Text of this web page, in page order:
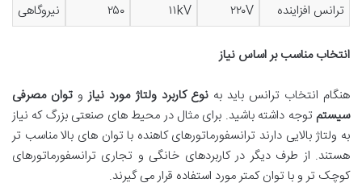
ترانس افزاینده
۲۲۰V ۱۱kV ۲۵۰ نیروگاهی
انتخاب مناسب بر اساس نیاز
هنگام انتخاب ترانس باید به نوع کاربرد ولتاژ مورد نیاز وتوان مصرفی
سیستم توجه داشته باشید. برای مثال در محیط های صنعتی بزرگ که نیاز
به ولتاژ بالایی دارند ترانسفورماتورهای کاهنده با توان های بالا مناسب تر
هستند. از طرف دیگر در کاربردهای خانگی و تجاری ترانسفورماتورهای
کوچک تر و با توان کمتر مورد استفاده قرار می گیرند.